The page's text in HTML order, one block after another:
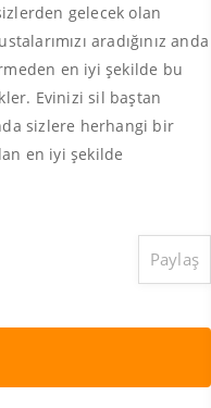
gelecek olan
aradığınız anda
en iyi şekilde bu
Evinizi sil baştan
sizlere herhangi bir
en iyi şekilde
Paylaş